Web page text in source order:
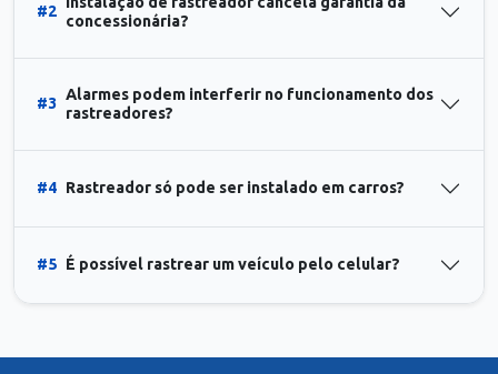
#2
concessionária?
#3
Alarmes podem interferir no funcionamento dos
rastreadores?
#4 Rastreador só pode ser instalado em carros?
#5 É possível rastrear um veículo pelo celular?